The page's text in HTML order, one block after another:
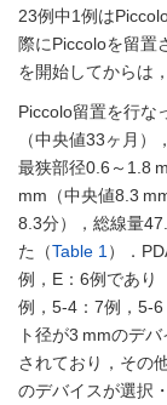
23例中1例は
際にPiccoloを留置
を開始してからは
Piccolo留置を行な
（中央値33ヶ月
最狭部径0.6～1.8
mm（中央値8.3
8.3分），総線量
た（Table 1 ）．
例，E：6例であり
例，5-4：7例，5-
ト径が3 mmのデ
されており，その
のデバイスが選択